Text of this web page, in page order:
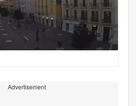
Advertisement